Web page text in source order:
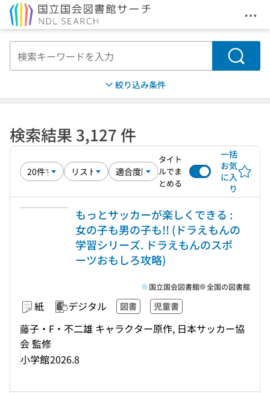
メ
検索
絞り込み条件
検索結果 3,127 件
タイト
ルでま
とめる
一括
お気
に入
り
もっとサッカーが楽しくできる :
女の子も男の子も!! (ドラえもんの
学習シリーズ. ドラえもんのスポ
ーツおもしろ攻略)
紙 デジタル 図書 児童書
藤子・F・不二雄 キャラクター原作, 日本サッカー協
会 監修
小学館2026.8
国立国会図書館 全国の図書館